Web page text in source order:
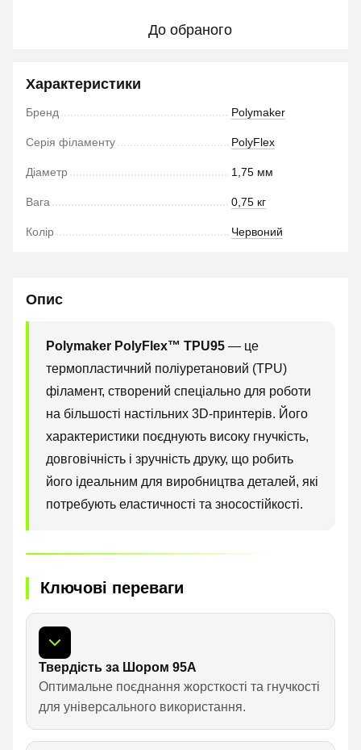
До обраного
Характеристики
Бренд Polymaker
Серія філаменту PolyFlex
Діаметр 1,75 мм
Вага 0,75 кг
Колір Червоний
Опис
Polymaker PolyFlex™ TPU95 — це
термопластичний поліуретановий (TPU)
філамент, створений спеціально для роботи
на більшості настільних 3D-принтерів. Його
характеристики поєднують високу гнучкість,
довговічність і зручність друку, що робить
його ідеальним для виробництва деталей, які
потребують еластичності та зносостійкості.
Ключові переваги
Твердість за Шором 95A
Оптимальне поєднання жорсткості та гнучкості
для універсального використання.